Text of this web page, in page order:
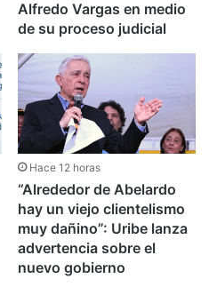
Alfredo Vargas en medio
de su proceso judicial
Hace 12 horas
“Alrededor de Abelardo
hay un viejo clientelismo
muy dañino”: Uribe lanza
advertencia sobre el
nuevo gobierno